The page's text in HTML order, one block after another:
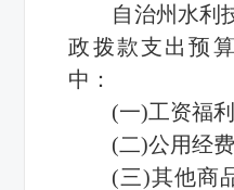
自治州水利
政拨款支出预
中：
(一)工资福
(二)公用经
(三)其他商